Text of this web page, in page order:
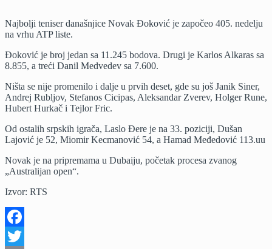
na
Najbolji teniser današnjice Novak Đoković je započeo 405. nedelju
na vrhu ATP liste.
Đoković je broj jedan sa 11.245 bodova. Drugi je Karlos Alkaras sa
8.855, a treći Danil Medvedev sa 7.600.
Ništa se nije promenilo i dalje u prvih deset, gde su još Janik Siner,
Andrej Rubljov, Stefanos Cicipas, Aleksandar Zverev, Holger Rune,
Hubert Hurkač i Tejlor Fric.
Od ostalih srpskih igrača, Laslo Đere je na 33. poziciji, Dušan
Lajović je 52, Miomir Kecmanović 54, a Hamad Međedović 113.uu
Novak je na pripremama u Dubaiju, početak procesa zvanog
„Australijan open“.
Izvor: RTS
Facebook